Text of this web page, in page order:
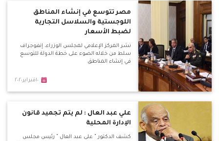
مصر تتوسع في إنشاء المناطق
اللوجستية والسلاسل التجارية
لضبط الأسعار
نشر المركز الإعلامي لمجلس الوزراء، إنفوجراف
سلط من خلاله الضوء على خطة الدولة للتوسع
في إنشاء المناطق
١٠فبراير٢٠٢٠
علي عبد العال : لم يتم تجميد قانون
الإدارة المحلية
كشف الدكتور " على عبد العال " رئيس مجلس